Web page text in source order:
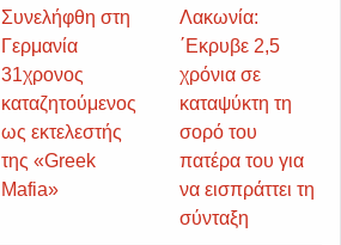
Συνελήφθη στη
Γερμανία
31χρονος
καταζητούμενος
ως εκτελεστής
της «Greek
Mafia»
Λακωνία:
΄Εκρυβε 2,5
χρόνια σε
καταψύκτη τη
σορό του
πατέρα του για
να εισπράττει τη
σύνταξη